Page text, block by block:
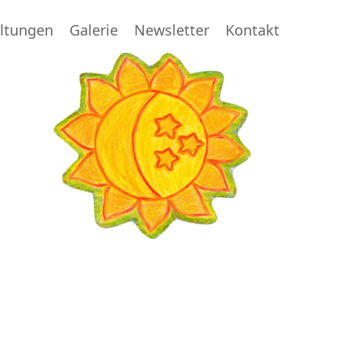
Galerie Newsletter Kontakt